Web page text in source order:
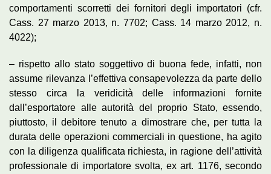
comportamenti scorretti dei fornitori degli importatori (cfr.
Cass. 27 marzo 2013, n. 7702; Cass. 14 marzo 2012, n.
4022);
– rispetto allo stato soggettivo di buona fede, infatti, non
assume rilevanza l’effettiva consapevolezza da parte dello
stesso circa la veridicità delle informazioni fornite
dall’esportatore alle autorità del proprio Stato, essendo,
piuttosto, il debitore tenuto a dimostrare che, per tutta la
durata delle operazioni commerciali in questione, ha agito
con la diligenza qualificata richiesta, in ragione dell’attività
professionale di importatore svolta, ex art. 1176, secondo